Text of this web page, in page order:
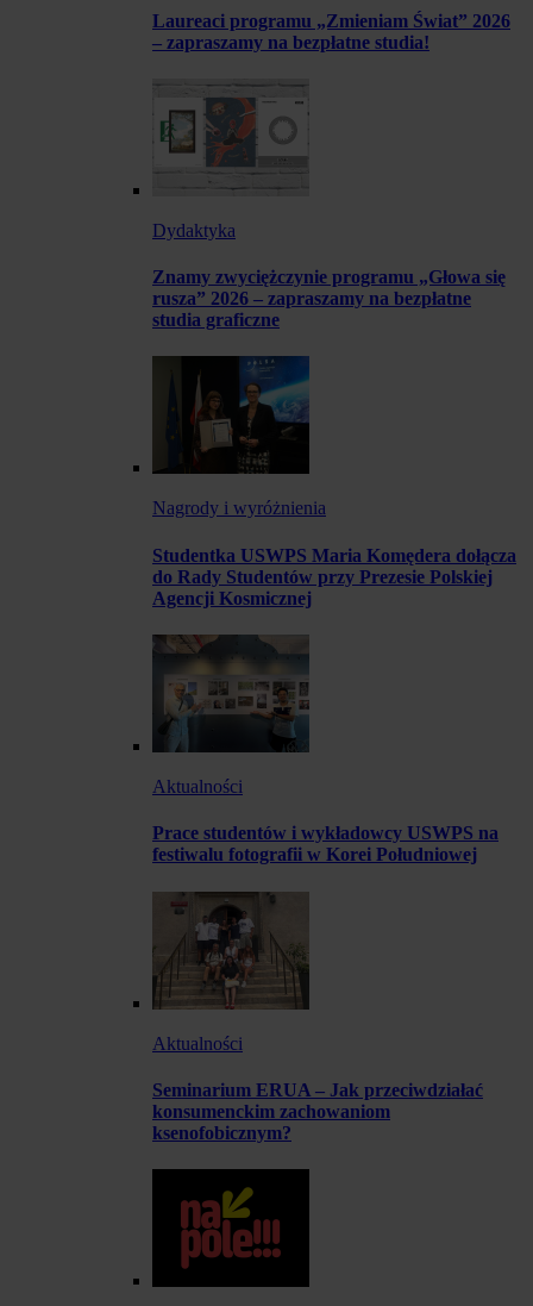
Laureaci programu „Zmieniam Świat” 2026
– zapraszamy na bezpłatne studia!
Dydaktyka
Znamy zwyciężczynie programu „Głowa się
rusza” 2026 – zapraszamy na bezpłatne
studia graficzne
Nagrody i wyróżnienia
Studentka USWPS Maria Komędera dołącza
do Rady Studentów przy Prezesie Polskiej
Agencji Kosmicznej
Aktualności
Prace studentów i wykładowcy USWPS na
festiwalu fotografii w Korei Południowej
Aktualności
Seminarium ERUA – Jak przeciwdziałać
konsumenckim zachowaniom
ksenofobicznym?